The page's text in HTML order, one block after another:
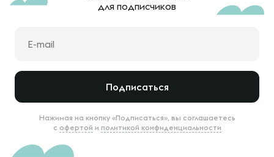
для подписчиков
Подписаться
Нажимая на кнопку «Подписаться», вы соглашаетесь
с офертой и политикой конфиденциальности